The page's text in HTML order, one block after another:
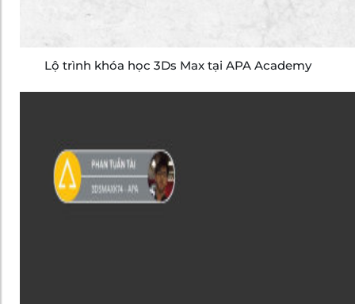
Lộ trình khóa học 3Ds Max tại APA Academy